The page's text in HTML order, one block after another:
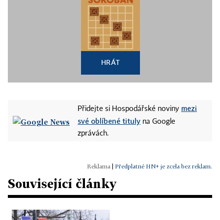
HRÁT
Přidejte si Hospodářské noviny mezi
své oblíbené tituly na Google
zprávách.
Předplatné HN+ je zcela bez reklam.
Související články